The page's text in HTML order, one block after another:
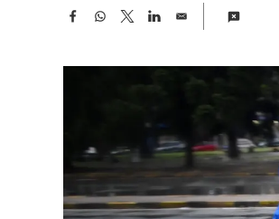
F
e
W
t
T
w
t
L
k
n
E
i